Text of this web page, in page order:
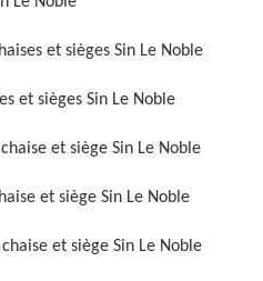
Nettoyage de fauteuil,
et sièges Sin Le Noble
et sièges Sin Le Noble
et siège Sin Le Noble
et siège Sin Le Noble
et siège Sin Le Noble